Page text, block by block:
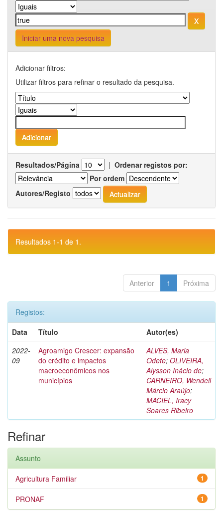
Iniciar uma nova pesquisa
Adicionar filtros:
Utilizar filtros para refinar o resultado da pesquisa.
Resultados/Página | Ordenar registos por:
Por ordem
Autores/Registo
Resultados 1-1 de 1.
Anterior 1 Próxima
Registos:
Data
Título
Autor(es)
2022-
09
Agroamigo Crescer: expansão
do crédito e impactos
macroeconômicos nos
municípios
ALVES, Maria
Odete; OLIVEIRA,
Alysson Inácio de;
CARNEIRO, Wendell
Márcio Araújo;
MACIEL, Iracy
Soares Ribeiro
Refinar
Assunto
1
Agricultura Familiar
1
PRONAF